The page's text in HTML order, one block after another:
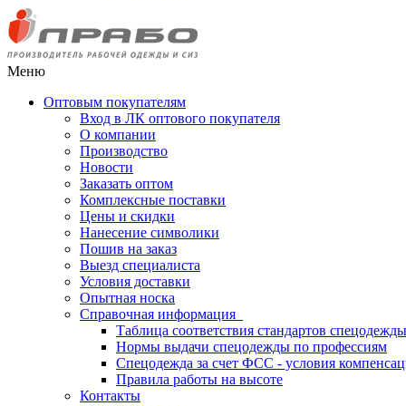
Меню
Оптовым покупателям
Вход в ЛК оптового покупателя
О компании
Производство
Новости
Заказать оптом
Комплексные поставки
Цены и скидки
Нанесение символики
Пошив на заказ
Выезд специалиста
Условия доставки
Опытная носка
Справочная информация
Таблица соответствия стандартов спецодежды
Нормы выдачи спецодежды по профессиям
Спецодежда за счет ФСС - условия
Правила работы на высоте
Контакты